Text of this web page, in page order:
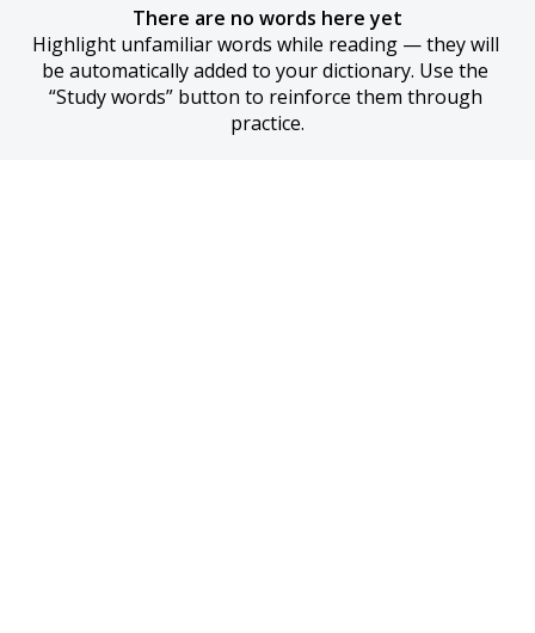
There are no words here yet
Highlight unfamiliar words while reading — they will
be automatically added to your dictionary. Use the
“Study words” button to reinforce them through
practice.